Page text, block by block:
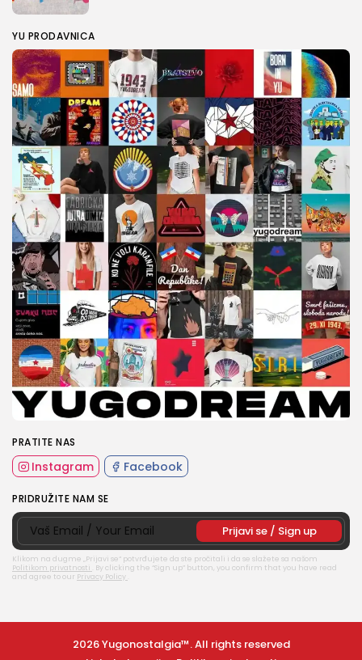
YU PRODAVNICA
PRATITE NAS
Instagram Facebook
PRIDRUŽITE NAM SE
Klikom na dugme „Prijavi se“ potvrđujete da ste pročitali i da se slažete sa našom
Politikom privatnosti
By clicking the “Sign up” button, you confirm that you have read
and agree to our Privacy Policy
2026 Yugonostalgia™. All rights reserved